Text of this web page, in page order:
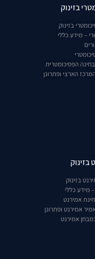
בזינוק
בזינוק
– מידע כללי
הפסיכומטרית
הארצי ופתרונן
בזינוק
בזינוק
מידע כללי
אמירנט
אמירנט ופתרונן
אמירנט